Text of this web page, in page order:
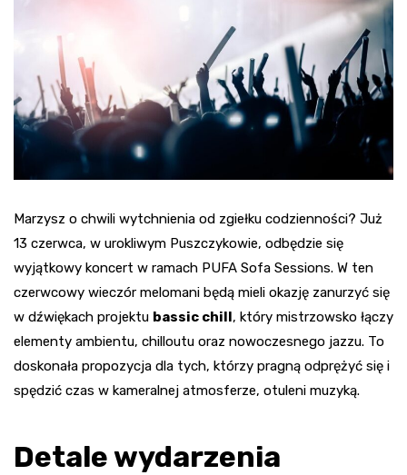
Marzysz o chwili wytchnienia od zgiełku codzienności? Już
13 czerwca, w urokliwym Puszczykowie, odbędzie się
wyjątkowy koncert w ramach PUFA Sofa Sessions. W ten
czerwcowy wieczór melomani będą mieli okazję zanurzyć się
w dźwiękach projektu bassic chill, który mistrzowsko łączy
elementy ambientu, chilloutu oraz nowoczesnego jazzu. To
doskonała propozycja dla tych, którzy pragną odprężyć się i
spędzić czas w kameralnej atmosferze, otuleni muzyką.
Detale wydarzenia